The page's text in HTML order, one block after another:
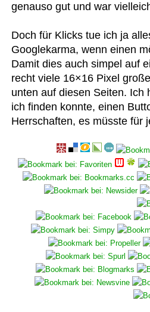
genauso gut und war
Doch für Klicks tue ich ja
Googlekarma, wenn einen
Damit dies auch simpel auf
recht viele 16×16 Pixel
unten auf diesen Seiten. Ich
ich finden konnte, einen
Herrschaften, es müsste für